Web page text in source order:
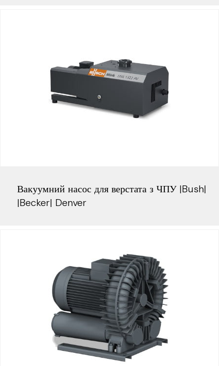
Вакуумний насос для верстата з ЧПУ |Bush|
|Becker| Denver